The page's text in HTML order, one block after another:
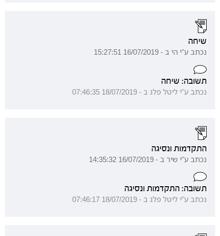
שיחה
נכתב ע"י הי ב - 16/07/2019 15:27:51
תשובה: שיחה
נכתב ע"י ליטל פלג ב - 18/07/2019 07:46:35
התקדמות ונסיגה
נכתב ע"י שיר ב - 16/07/2019 14:35:32
תשובה: התקדמות ונסיגה
נכתב ע"י ליטל פלג ב - 18/07/2019 07:46:17